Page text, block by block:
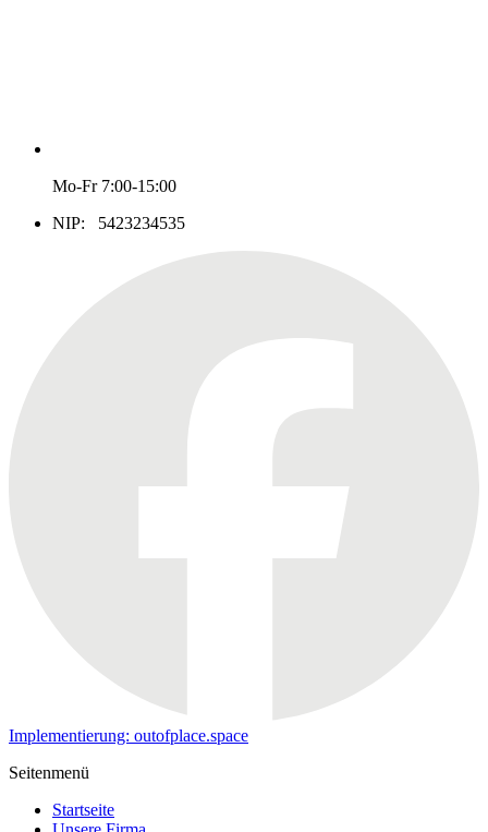
Mo-Fr 7:00-15:00
NIP: 5423234535
Implementierung: outofplace.space
Seitenmenü
Startseite